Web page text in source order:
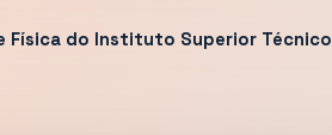
Física do Instituto Superior Técnico